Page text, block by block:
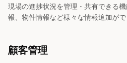
現場の進捗状況を管理・共有できる
報、物件情報など様々な情報追加がで
顧客管理